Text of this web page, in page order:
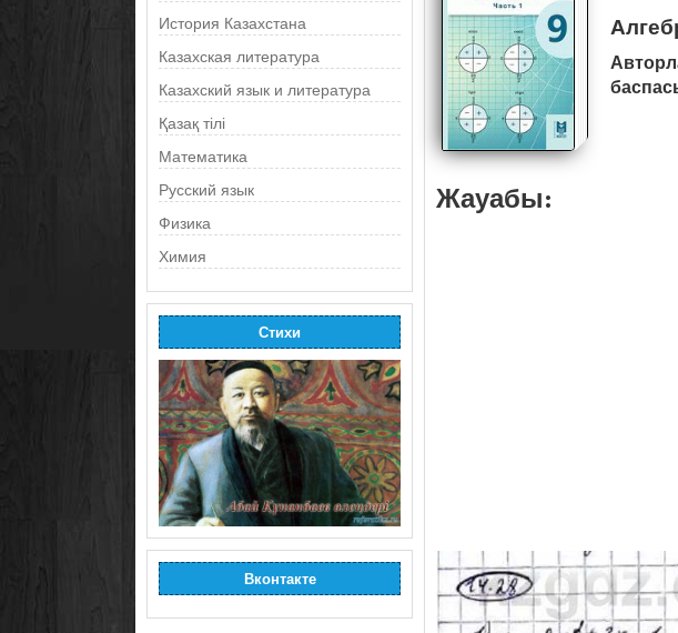
История Казахстана
Казахская литература
Казахский язык и литература
Қазақ тілі
Математика
Русский язык
Физика
Химия
Стихи
Вконтакте
Жауабы: